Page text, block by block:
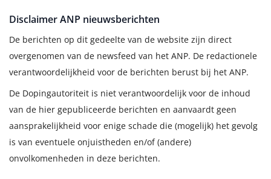
Disclaimer ANP nieuwsberichten
De berichten op dit gedeelte van de website zijn direct
overgenomen van de newsfeed van het ANP. De redactionele
verantwoordelijkheid voor de berichten berust bij het ANP.
De Dopingautoriteit is niet verantwoordelijk voor de inhoud
van de hier gepubliceerde berichten en aanvaardt geen
aansprakelijkheid voor enige schade die (mogelijk) het gevolg
is van eventuele onjuistheden en/of (andere)
onvolkomenheden in deze berichten.